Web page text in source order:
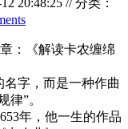
20:48:25 //分类：
：《解读卡农缠绵
字，而是一种作曲
律”。
年，他一生的作品